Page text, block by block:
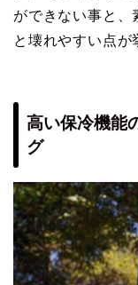
ができない事と、
と壊れやすい点が
高い保冷機能
グ